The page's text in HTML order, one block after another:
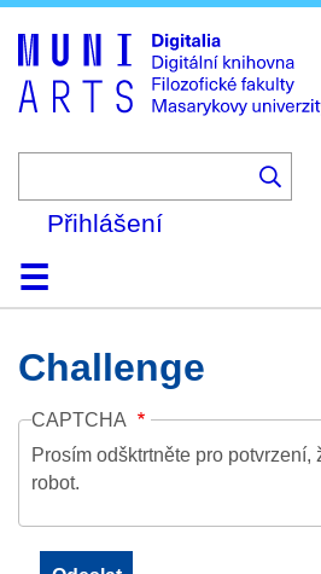
to
main
Přihlášení
DomůKolekce
Prohlížení
Vyhledávání
O platformě
Nápověda
Kontakt
Challenge
CAPTCHA
Prosím odšktrtněte pro potvrzení,
robot.